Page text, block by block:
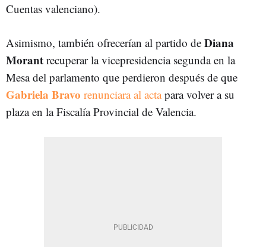
Cuentas valenciano).
Asimismo, también ofrecerían al partido de Diana
Morant recuperar la vicepresidencia segunda en la
Mesadel parlamento que perdieron después de que
Gabriela Bravo renunciara al actapara volver a su
plaza en la Fiscalía Provincial de Valencia.